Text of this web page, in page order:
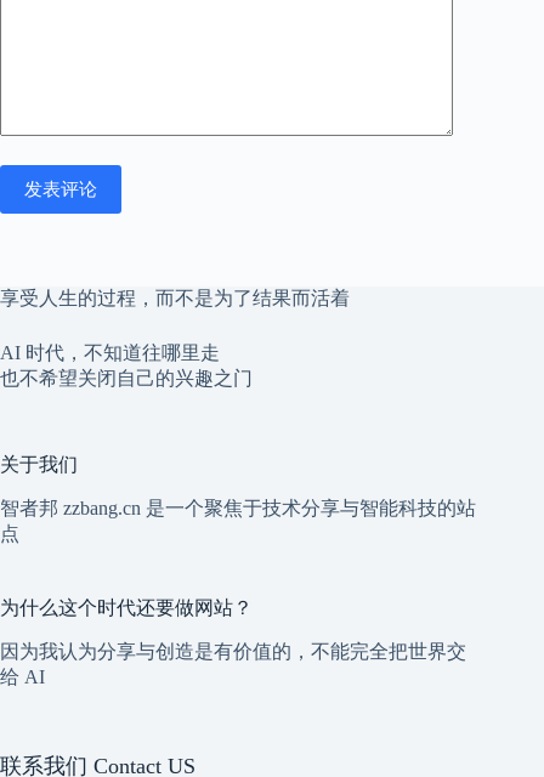
发表评论
享受人生的过程，而不是为了结果而活着
AI 时代，不知道往哪里走
也不希望关闭自己的兴趣之门
关于我们
智者邦 zzbang.cn 是一个聚焦于技术分享与智能科技的站
点
为什么这个时代还要做网站？
因为我认为分享与创造是有价值的，不能完全把世界交
给 AI
联系我们 Contact US